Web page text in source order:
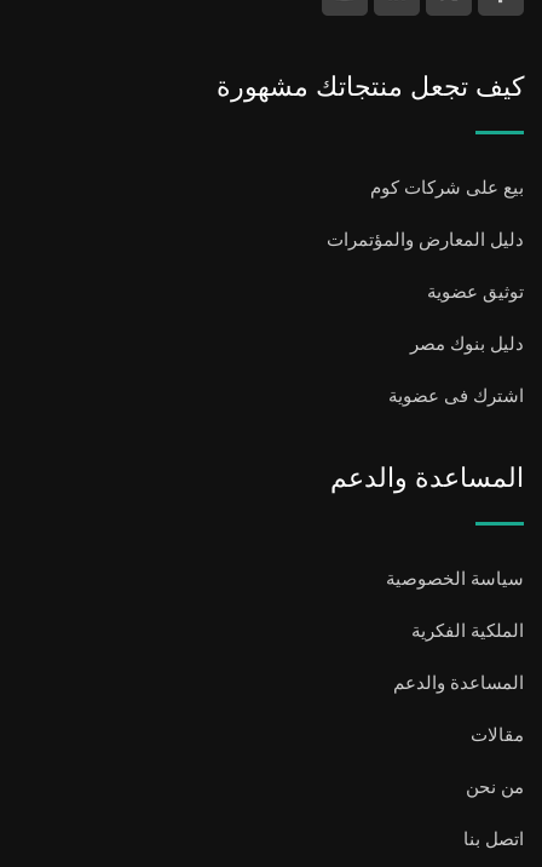
كيف تجعل منتجاتك مشهورة
بيع على شركات كوم
دليل المعارض والمؤتمرات
توثيق عضوية
دليل بنوك مصر
اشترك فى عضوية
المساعدة والدعم
سياسة الخصوصية
الملكية الفكرية
المساعدة والدعم
مقالات
من نحن
اتصل بنا